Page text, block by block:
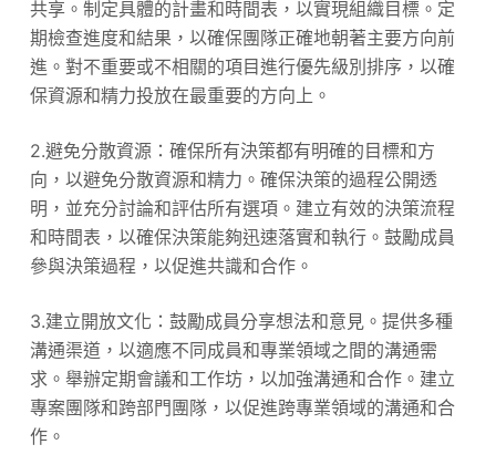
共享。制定具體的計畫和時間表，以實現組織目標。定
期檢查進度和結果，以確保團隊正確地朝著主要方向前
進。對不重要或不相關的項目進行優先級別排序，以確
保資源和精力投放在最重要的方向上。
2.避免分散資源：確保所有決策都有明確的目標和方
向，以避免分散資源和精力。確保決策的過程公開透
明，並充分討論和評估所有選項。建立有效的決策流程
和時間表，以確保決策能夠迅速落實和執行。鼓勵成員
參與決策過程，以促進共識和合作。
3.建立開放文化：鼓勵成員分享想法和意見。提供多種
溝通渠道，以適應不同成員和專業領域之間的溝通需
求。舉辦定期會議和工作坊，以加強溝通和合作。建立
專案團隊和跨部門團隊，以促進跨專業領域的溝通和合
作。